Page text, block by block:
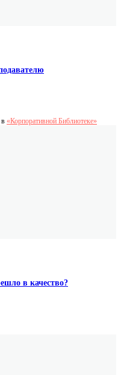
в «Корпоративной Библиотеке»
в качество?